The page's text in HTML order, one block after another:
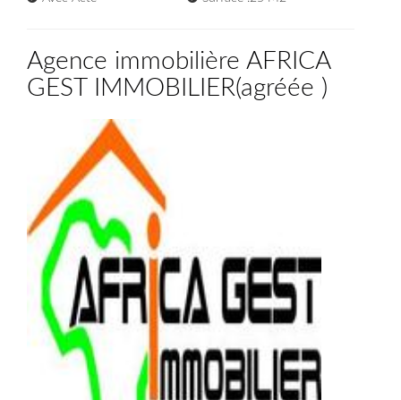
Agence immobilière AFRICA
GEST IMMOBILIER(agréée )